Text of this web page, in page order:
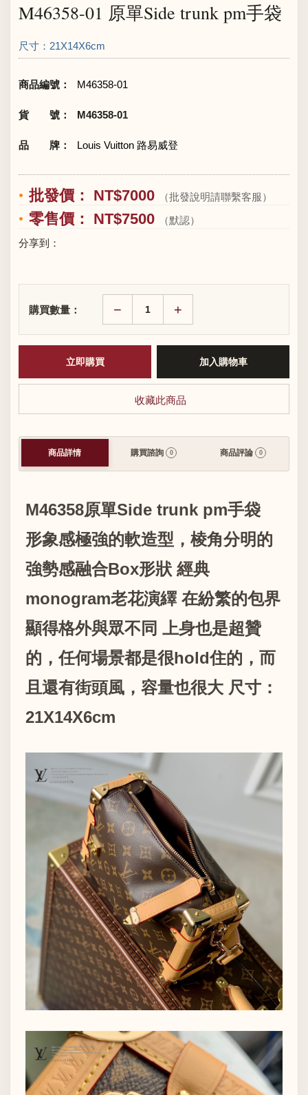
M46358-01 原單Side trunk pm手袋
尺寸：21X14X6cm
商品編號： M46358-01
貨 號： M46358-01
品 牌： Louis Vuitton 路易威登
批發價： NT$7000 （批發說明請聯繫客服）
零售價： NT$7500
（默認）
分享到：
購買數量： +
−
收藏此商品
商品詳情 購買諮詢 0 商品評論 0
M46358原單Side trunk pm手袋
形象感極強的軟造型，棱角分明的
強勢感融合Box形狀 經典
monogram老花演繹 在紛繁的包界
顯得格外與眾不同 上身也是超贊
的，任何場景都是很hold住的，而
且還有街頭風，容量也很大 尺寸：
21X14X6cm